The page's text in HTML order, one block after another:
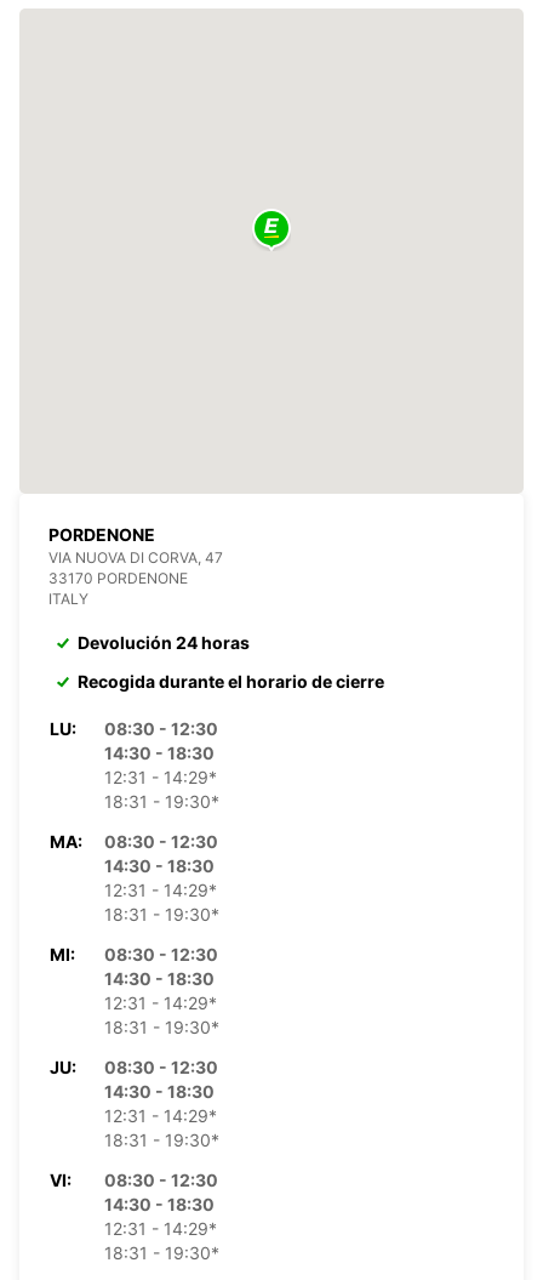
PORDENONE
VIA NUOVA DI CORVA, 47
33170 PORDENONE
ITALY
Devolución 24 horas
Recogida durante el horario de cierre
LU:
08:30 - 12:30
14:30 - 18:30
12:31 - 14:29*
18:31 - 19:30*
MA:
08:30 - 12:30
14:30 - 18:30
12:31 - 14:29*
18:31 - 19:30*
MI:
08:30 - 12:30
14:30 - 18:30
12:31 - 14:29*
18:31 - 19:30*
JU:
08:30 - 12:30
14:30 - 18:30
12:31 - 14:29*
18:31 - 19:30*
VI:
08:30 - 12:30
14:30 - 18:30
12:31 - 14:29*
18:31 - 19:30*